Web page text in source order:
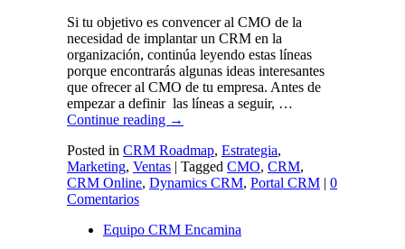
Si tu objetivo es convencer al CMO de la
necesidad de implantar un CRM en la
organización, continúa leyendo estas líneas
porque encontrarás algunas ideas interesantes
que ofrecer al CMO de tu empresa. Antes de
empezar a definir las líneas a seguir, …
Continue reading →
Posted in CRM Roadmap, Estrategia,
Marketing, Ventas | Tagged CMO, CRM,
CRM Online, Dynamics CRM, Portal CRM | 0
Comentarios
Equipo CRM Encamina